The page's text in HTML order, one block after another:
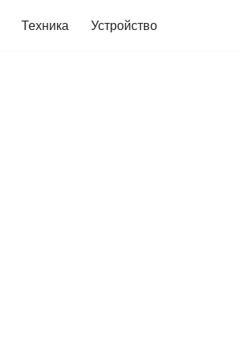
Техника Устройство